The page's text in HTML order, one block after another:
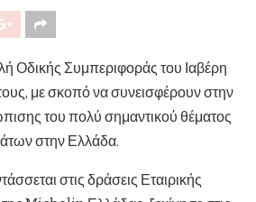
Οδικής Συμπεριφοράς του Ιαβέρη
με σκοπό να συνεισφέρουν στην
του πολύ σημαντικού θέματος
στην Ελλάδα.
στις δράσεις Εταιρικής